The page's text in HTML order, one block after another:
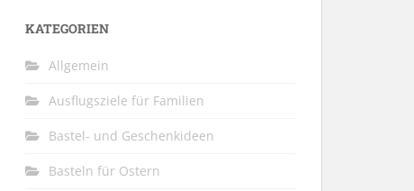
KATEGORIEN
Allgemein
Ausflugsziele für Familien
Bastel- und Geschenkideen
Basteln für Ostern